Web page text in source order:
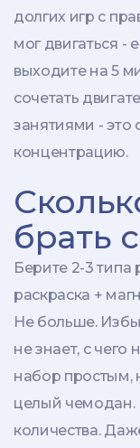
долгих игр с
мог двигаться -
выходите на 5
сочетать
занятиями - это
концентрацию.
брать
Берите 2-3 типа
раскраска +
Не больше.
не знает, с чего
набор простым,
целый чемодан.
количества.